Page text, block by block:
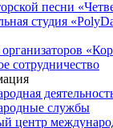
песни
студия
сотрудничество
службы
центр